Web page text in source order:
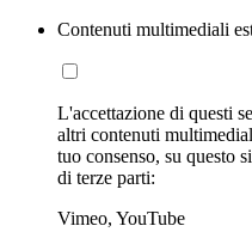
Contenuti multimediali
L'accettazione di questi
altri contenuti
tuo consenso, su questo
di terze parti:
Vimeo, YouTube